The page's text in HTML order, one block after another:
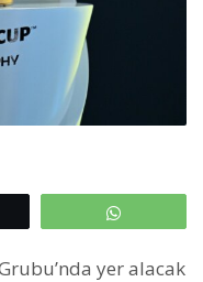
yer alacak